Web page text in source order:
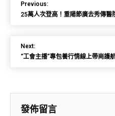
Previous:
25萬人次登高！重陽節廣去秀傳
Next:
“工會主播”專包養行情線上帶崗護
發佈留言